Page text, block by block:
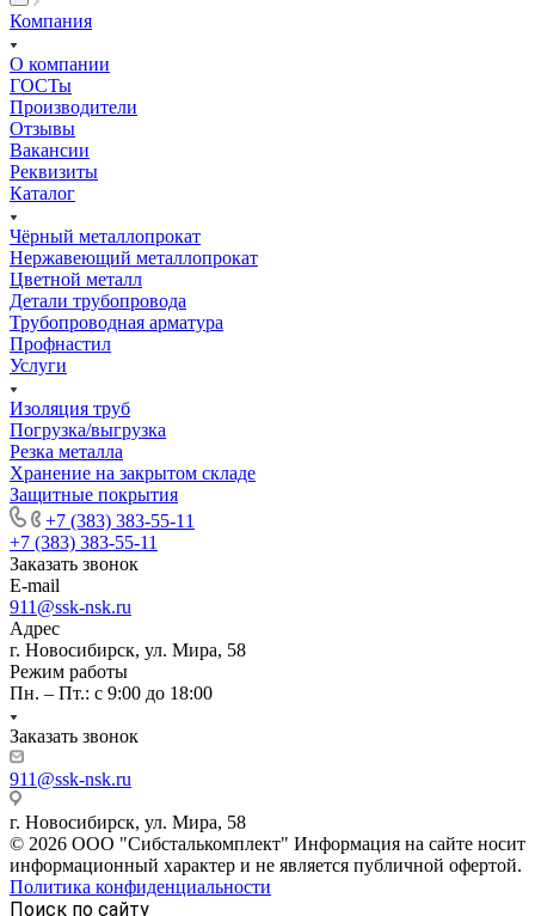
Компания
О компании
ГОСТы
Производители
Отзывы
Вакансии
Реквизиты
Каталог
Чёрный металлопрокат
Нержавеющий металлопрокат
Цветной металл
Детали трубопровода
Трубопроводная арматура
Профнастил
Услуги
Изоляция труб
Погрузка/выгрузка
Резка металла
Хранение на закрытом складе
Защитные покрытия
+7 (383) 383-55-11
+7 (383) 383-55-11
Заказать звонок
E-mail
911@ssk-nsk.ru
Адрес
г. Новосибирск, ул. Мира, 58
Режим работы
Пн. – Пт.: с 9:00 до 18:00
Заказать звонок
911@ssk-nsk.ru
г. Новосибирск, ул. Мира, 58
© 2026 ООО "Сибсталькомплект" Информация на сайте носит
информационный характер и не является публичной офертой.
Политика конфиденциальности
Поиск по сайту